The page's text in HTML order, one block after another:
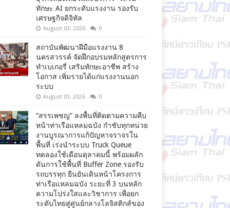
ทักษะ AI ยกระดับแรงงาน รองรับ
เศรษฐกิจดิจิทัล
August 03, 2026 0
สถาบันพัฒนาฝีมือแรงงาน 8
นครสวรรค์ จัดฝึกอบรมหลักสูตรการ
ทำเบเกอรี่ เสริมทักษะอาชีพ สร้าง
โอกาส เพิ่มรายได้แก่แรงงานนอก
ระบบ
August 03, 2026 0
“สรรเพชญ” ลงพื้นที่ติดตามความคืบ
หน้าท่าเรือแหลมฉบัง กำชับทุกหน่วย
งานบูรณาการแก้ปัญหาจราจรใน
พื้นที่ เร่งนำระบบ Truck Queue
ทดลองใช้เดือนตุลาคมนี้ พร้อมผลัก
ดันการใช้พื้นที่ Buffer Zone รองรับ
รถบรรทุก ยืนยันเดินหน้าโครงการ
ท่าเรือแหลมฉบัง ระยะที่ 3 บนหลัก
ความโปร่งใสและวิชาการ เพื่อยก
ระดับไทยสู่ศูนย์กลางโลจิสติกส์ของ